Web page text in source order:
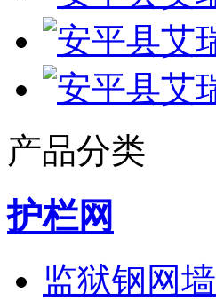
产品分类
护栏网
监狱钢网墙